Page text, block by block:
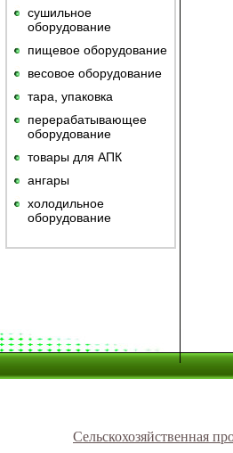
сушильное
оборудование
пищевое оборудование
весовое оборудование
тара, упаковка
перерабатывающее
оборудование
товары для АПК
ангары
холодильное
оборудование
Сельскохозяйственная